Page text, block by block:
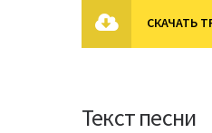
СКАЧАТЬ
Текст песни